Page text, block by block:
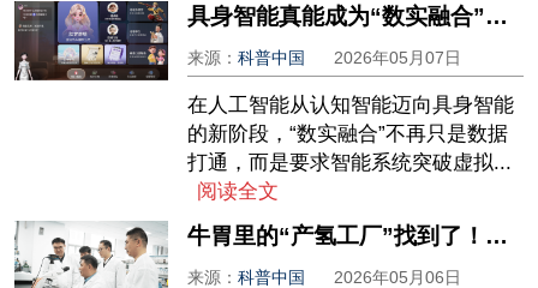
具身智能真能成为“数实融合”的实体交互新范式吗？
来源：科普中国 2026年05月07日
在人工智能从认知智能迈向具身智能
的新阶段，“数实融合”不再只是数据
打通，而是要求智能系统突破虚拟...
阅读全文
牛胃里的“产氢工厂”找到了！科学家破解畜牧业甲烷减排密码
来源：科普中国 2026年05月06日